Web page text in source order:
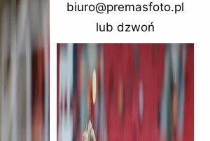
biuro@premasfoto.pl
lub dzwoń